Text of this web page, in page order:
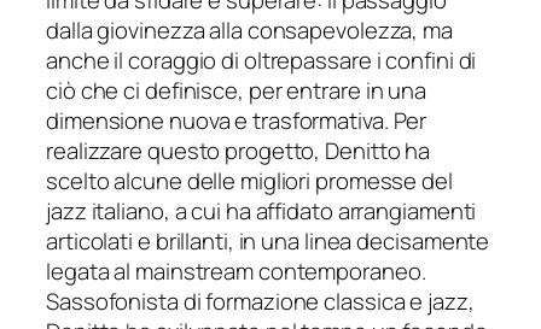
dalla giovinezza alla consapevolezza, ma
anche il coraggio di oltrepassare i confini di
ciò che cidefinisce, per entrare in una
dimensione nuova e trasformativa. Per
realizzare questo progetto, Denitto ha
scelto alcune delle migliori promesse del
jazz italiano, a cui ha affidato arrangiamenti
articolati e brillanti, in una linea decisamente
legata al mainstream contemporaneo.
Sassofonista di formazione classica e jazz,